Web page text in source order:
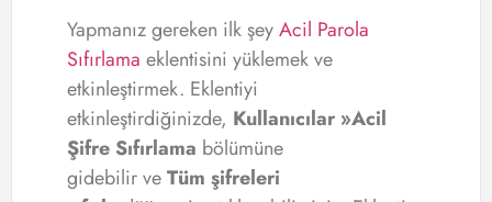
Yapmanız gereken ilk şeyAcil Parola
Sıfırlama eklentisini yüklemek ve
etkinleştirmek. Eklentiyi
etkinleştirdiğinizde, Kullanıcılar »Acil
Şifre Sıfırlama bölümüne
gidebilir veTüm şifreleri